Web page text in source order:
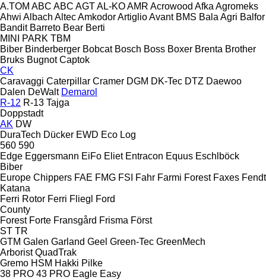
A.TOM ABC ABC AGTAL-KOAMR Acrowood Afka Agromeks
Ahwi Albach AltecAmkodorArtiglioAvant BMS Bala Agri Balfor
Bandit Barreto Bear Berti
MINI
PARK TBM
Biber Binderberger Bobcat Bosch Boss Boxer Brenta Brother
Bruks Bugnot Captok
CK
Caravaggi Caterpillar Cramer DGM DK-Tec DTZ Daewoo
Dalen DeWalt Demarol
R-12 R-13 Tajga
Doppstadt
AK DW
DuraTech Dücker EWD Eco Log
560 590
Edge Eggersmann EiFo Eliet Entracon Equus Eschlböck
Biber
Europe Chippers FAE FMG FSI Fahr Farmi Forest Faxes Fendt
Katana
Ferri Rotor Ferri Fliegl
Ford
County
Forest Forte Fransgård Frisma Först
ST TR
GTM Galen Garland Geel Green-Tec GreenMech
Arborist QuadTrak
Gremo HSM Hakki Pilke
38 PRO 43 PRO Eagle Easy